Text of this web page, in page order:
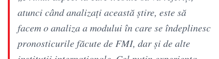
atunci când analizaţi această ştire, este să
facem o analiza a modului în care se îndeplinesc
pronosticurile făcute de FMI, dar şi de alte